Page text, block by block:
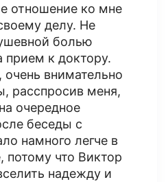
отношение ко мне
делу. Не
болью
прием к доктору.
внимательно
расспросив меня,
очередное
беседы с
намного легче в
потому что Виктор
надежду и